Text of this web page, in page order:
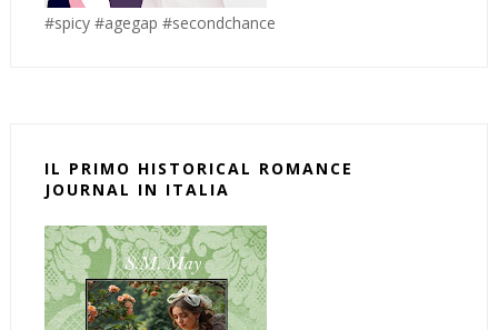
#spicy #agegap #secondchance
IL PRIMO HISTORICAL ROMANCE
JOURNAL IN ITALIA